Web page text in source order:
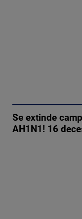
Se extinde
AH1N1! 16